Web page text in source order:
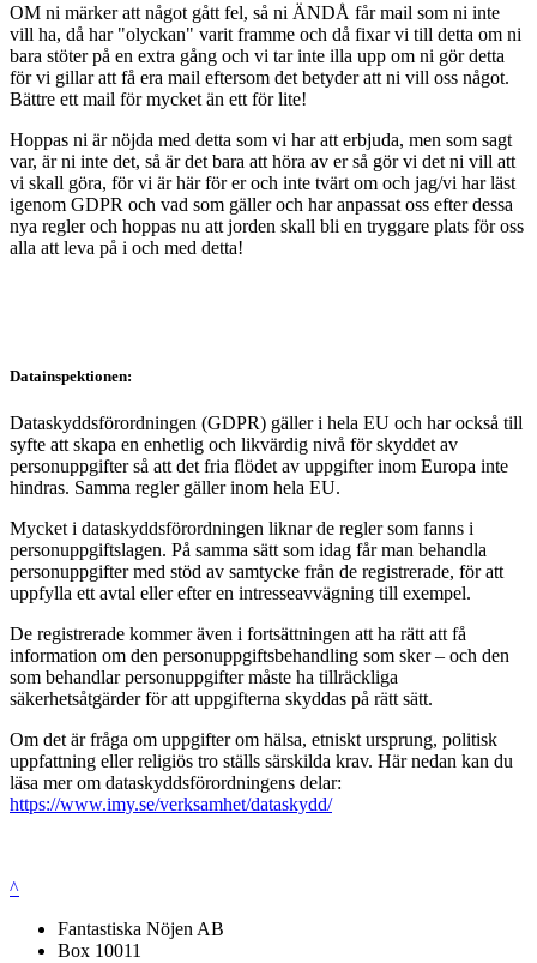
OM ni märker att något gått fel, så ni ÄNDÅ får mail som ni inte
vill ha, då har "olyckan" varit framme och då fixar vi till detta om ni
bara stöter på en extra gång och vi tar inte illa upp om ni gör detta
för vi gillar att få era mail eftersom det betyder att ni vill oss något.
Bättre ett mail för mycket än ett för lite!
Hoppas ni är nöjda med detta som vi har att erbjuda, men som sagt
var, är ni inte det, så är det bara att höra av er så gör vi det ni vill att
vi skall göra, för vi är här för er och inte tvärt om och jag/vi har läst
igenom GDPR och vad som gäller och har anpassat oss efter dessa
nya regler och hoppas nu att jorden skall bli en tryggare plats för oss
alla att leva på i och med detta!
Datainspektionen:
Dataskyddsförordningen (GDPR) gäller i hela EU och har också till
syfte att skapa en enhetlig och likvärdig nivå för skyddet av
personuppgifter så att det fria flödet av uppgifter inom Europa inte
hindras. Samma regler gäller inom hela EU.
Mycket i dataskyddsförordningen liknar de regler som fanns i
personuppgiftslagen. På samma sätt som idag får man behandla
personuppgifter med stöd av samtycke från de registrerade, för att
uppfylla ett avtal eller efter en intresseavvägning till exempel.
De registrerade kommer även i fortsättningen att ha rätt att få
information om den personuppgiftsbehandling som sker – och den
som behandlar personuppgifter måste ha tillräckliga
säkerhetsåtgärder för att uppgifterna skyddas på rätt sätt.
Om det är fråga om uppgifter om hälsa, etniskt ursprung, politisk
uppfattning eller religiös tro ställs särskilda krav. Här nedan kan du
läsa mer om dataskyddsförordningens delar:
https://www.imy.se/verksamhet/dataskydd/
^
Fantastiska Nöjen AB
Box 10011